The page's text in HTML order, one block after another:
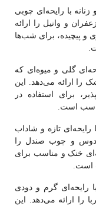
با رایحه‌ای چوبی
و وانیل را ارائه
و پیچیده، برای شب‌ها
گلی و میوه‌ای که
را ارائه می‌دهد. این
برای استفاده در
است.
تازه و شاداب
و چوب صندل را
خنک و مناسب برای
است.
رایحه‌ای گرم و دودی
را ارائه می‌دهد. این